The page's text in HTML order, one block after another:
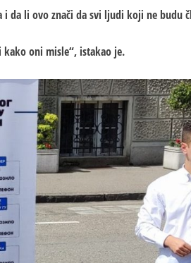
da li ovo znači da svi ljudi koji ne budu
kako oni misle“, istakao je.